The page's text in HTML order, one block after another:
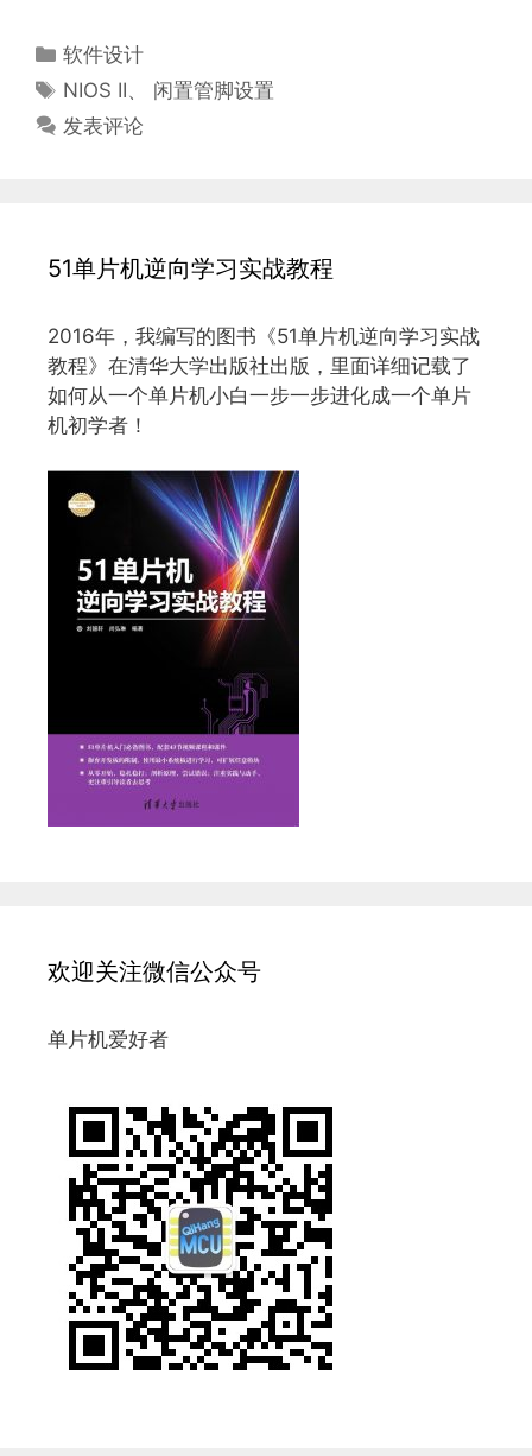
分
类
软件设计
标
签
NIOS II、 闲置管脚设置
发表评论
51单片机逆向学习实战教程
2016年，我编写的图书《51单片机逆向学习实战
教程》在清华大学出版社出版，里面详细记载了
如何从一个单片机小白一步一步进化成一个单片
机初学者！
欢迎关注微信公众号
单片机爱好者